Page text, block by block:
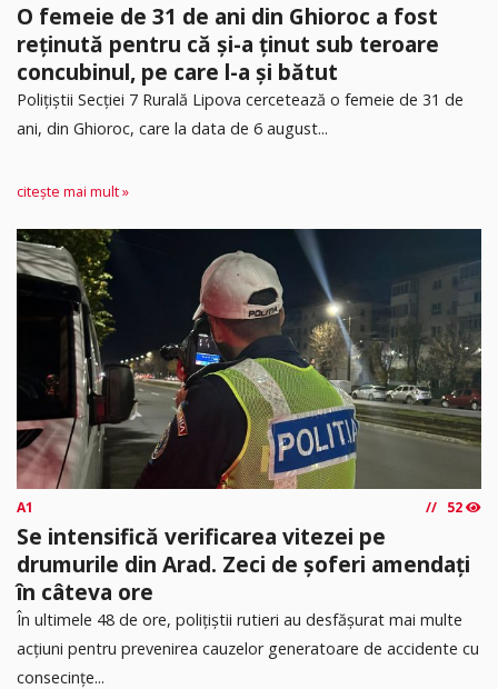
O femeie de 31 de ani din Ghioroc a fost
reținută pentru că și-a ținut sub teroare
concubinul, pe care l-a și bătut
​Polițiștii Secției 7 Rurală Lipova cercetează o femeie de 31 de
ani, din Ghioroc, care la data de 6 august...
citește mai mult »
A1 52
Se intensifică verificarea vitezei pe
drumurile din Arad. Zeci de șoferi amendați
în câteva ore
În ultimele 48 de ore, polițiștii rutieri au desfășurat mai multe
acțiuni pentru prevenirea cauzelor generatoare de accidente cu
consecințe...